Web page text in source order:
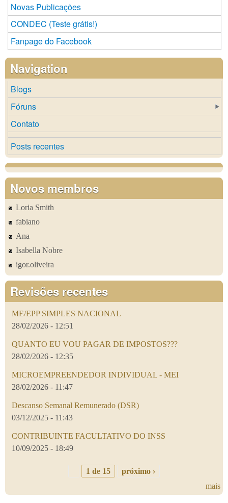
Novas Publicações
CONDEC (Teste grátis!)
Fanpage do Facebook
Navigation
Blogs
Fóruns
Contato
Posts recentes
Novos membros
Loria Smith
fabiano
Ana
Isabella Nobre
igor.oliveira
Revisões recentes
ME/EPP SIMPLES NACIONAL
28/02/2026 - 12:51
QUANTO EU VOU PAGAR DE IMPOSTOS???
28/02/2026 - 12:35
MICROEMPREENDEDOR INDIVIDUAL - MEI
28/02/2026 - 11:47
Descanso Semanal Remunerado (DSR)
03/12/2025 - 11:43
CONTRIBUINTE FACULTATIVO DO INSS
10/09/2025 - 18:49
1 de 15
próximo ›
mais